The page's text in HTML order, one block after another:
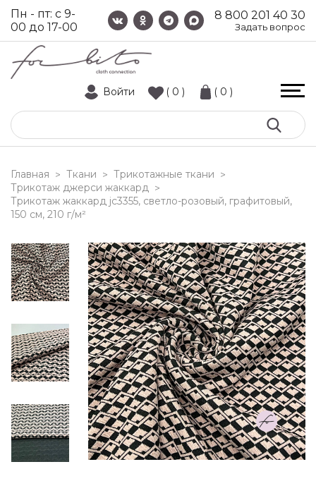
8 800 201 40 30
Задать вопрос
Пн - пт: с 9-
00 до 17-00
Войти ( 0 ) ( 0 )
Главная > Ткани > Трикотажные ткани >
Трикотаж джерси жаккард >
трикотаж жаккард jc3355, светло-розовый, графитовый,
150 см, 210 г/м²